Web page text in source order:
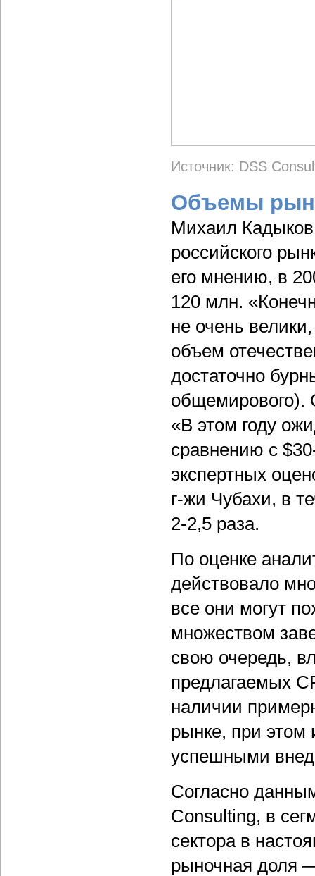
Источник: DSS
Объемы
Михаил
российского
его мнению, в
120 млн.
не очень
объем
достаточно
общемирового).
«В этом году
сравнению с
экспертных
г-жи Чубахи, в
2-2,5 раза.
По оценке
действовало
все они могут
множеством
свою очередь,
предлагаемых
наличии
рынке, при этом
успешными
Согласно
Consulting, в
сектора в
рыночная доля